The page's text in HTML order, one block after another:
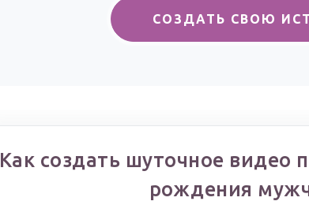
СОЗДАТЬ СВОЮ
Как создать шуточное видео
рождения